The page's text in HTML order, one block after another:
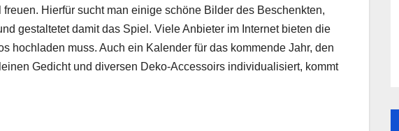
Hierfür sucht man einige schöne Bilder des Beschenkten,
gestaltetet damit das Spiel. Viele Anbieter im Internet bieten die
hochladen muss. Auch ein Kalender für das kommende Jahr, den
Gedicht und diversen Deko-Accessoirs individualisiert, kommt